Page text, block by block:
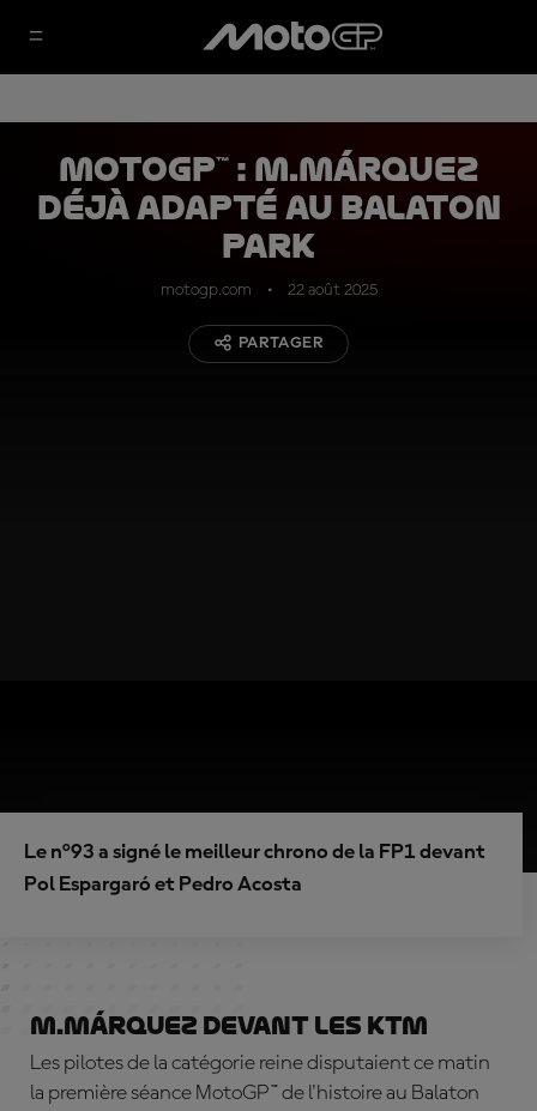
MotoGP™ : M.Márquez
déjà adapté au Balaton
Park
motogp.com 22 août 2025
PARTAGER
Le n°93 a signé le meilleur chrono de la FP1 devant
Pol Espargaró et Pedro Acosta
M.Márquez devant les KTM
Les pilotes de la catégorie reine disputaient ce matin
la première séance MotoGP™ de l'histoire au Balaton